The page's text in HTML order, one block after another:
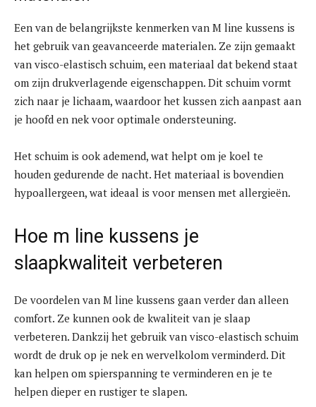
Een van de belangrijkste kenmerken van M line kussens is
het gebruik van geavanceerde materialen. Ze zijn gemaakt
van visco-elastisch schuim, een materiaal dat bekend staat
om zijn drukverlagende eigenschappen. Dit schuim vormt
zich naar je lichaam, waardoor het kussen zich aanpast aan
je hoofd en nek voor optimale ondersteuning.
Het schuim is ook ademend, wat helpt om je koel te
houden gedurende de nacht. Het materiaal is bovendien
hypoallergeen, wat ideaal is voor mensen met allergieën.
Hoe m line kussens je
slaapkwaliteit verbeteren
De voordelen van M line kussens gaan verder dan alleen
comfort. Ze kunnen ook de kwaliteit van je slaap
verbeteren. Dankzij het gebruik van visco-elastisch schuim
wordt de druk op je nek en wervelkolom verminderd. Dit
kan helpen om spierspanning te verminderen en je te
helpen dieper en rustiger te slapen.